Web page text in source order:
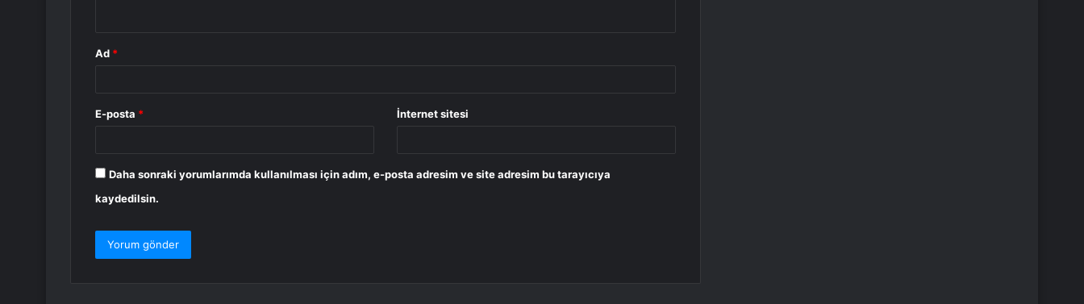
Ad *
E-posta * İnternet sitesi
Daha sonraki yorumlarımda kullanılması için adım, e-posta adresim ve site adresim bu tarayıcıya
kaydedilsin.